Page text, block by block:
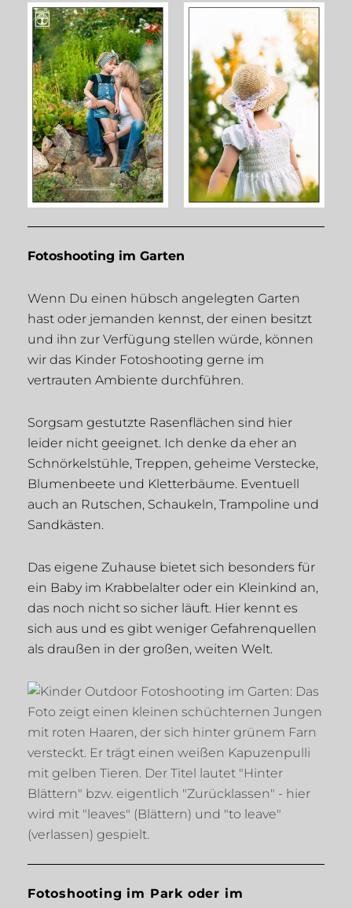
Fotoshooting im Garten
Wenn Du einen hübsch angelegten Garten
hast oder jemanden kennst, der einen besitzt
und ihn zur Verfügung stellen würde, können
wir das Kinder Fotoshooting gerne im
vertrauten Ambiente durchführen.
Sorgsam gestutzte Rasenflächen sind hier
leider nicht geeignet. Ich denke da eher an
Schnörkelstühle, Treppen, geheime Verstecke,
Blumenbeete und Kletterbäume. Eventuell
auch an Rutschen, Schaukeln, Trampoline und
Sandkästen.
Das eigene Zuhause bietet sich besonders für
ein Baby im Krabbelalter oder ein Kleinkind an,
das noch nicht so sicher läuft. Hier kennt es
sich aus und es gibt weniger Gefahrenquellen
als draußen in der großen, weiten Welt.
Fotoshooting im Park oder im